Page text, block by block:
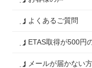
よくあるご質問
ETAS取得が500円
メールが届かない